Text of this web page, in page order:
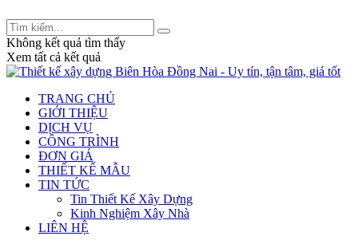
Không kết quả tìm thấy
Xem tất cả kết quả
TRANG CHỦ
GIỚI THIỆU
DỊCH VỤ
CÔNG TRÌNH
ĐƠN GIÁ
THIẾT KẾ MẪU
TIN TỨC
Tin Thiết Kế Xây Dựng
Kinh Nghiệm Xây Nhà
LIÊN HỆ